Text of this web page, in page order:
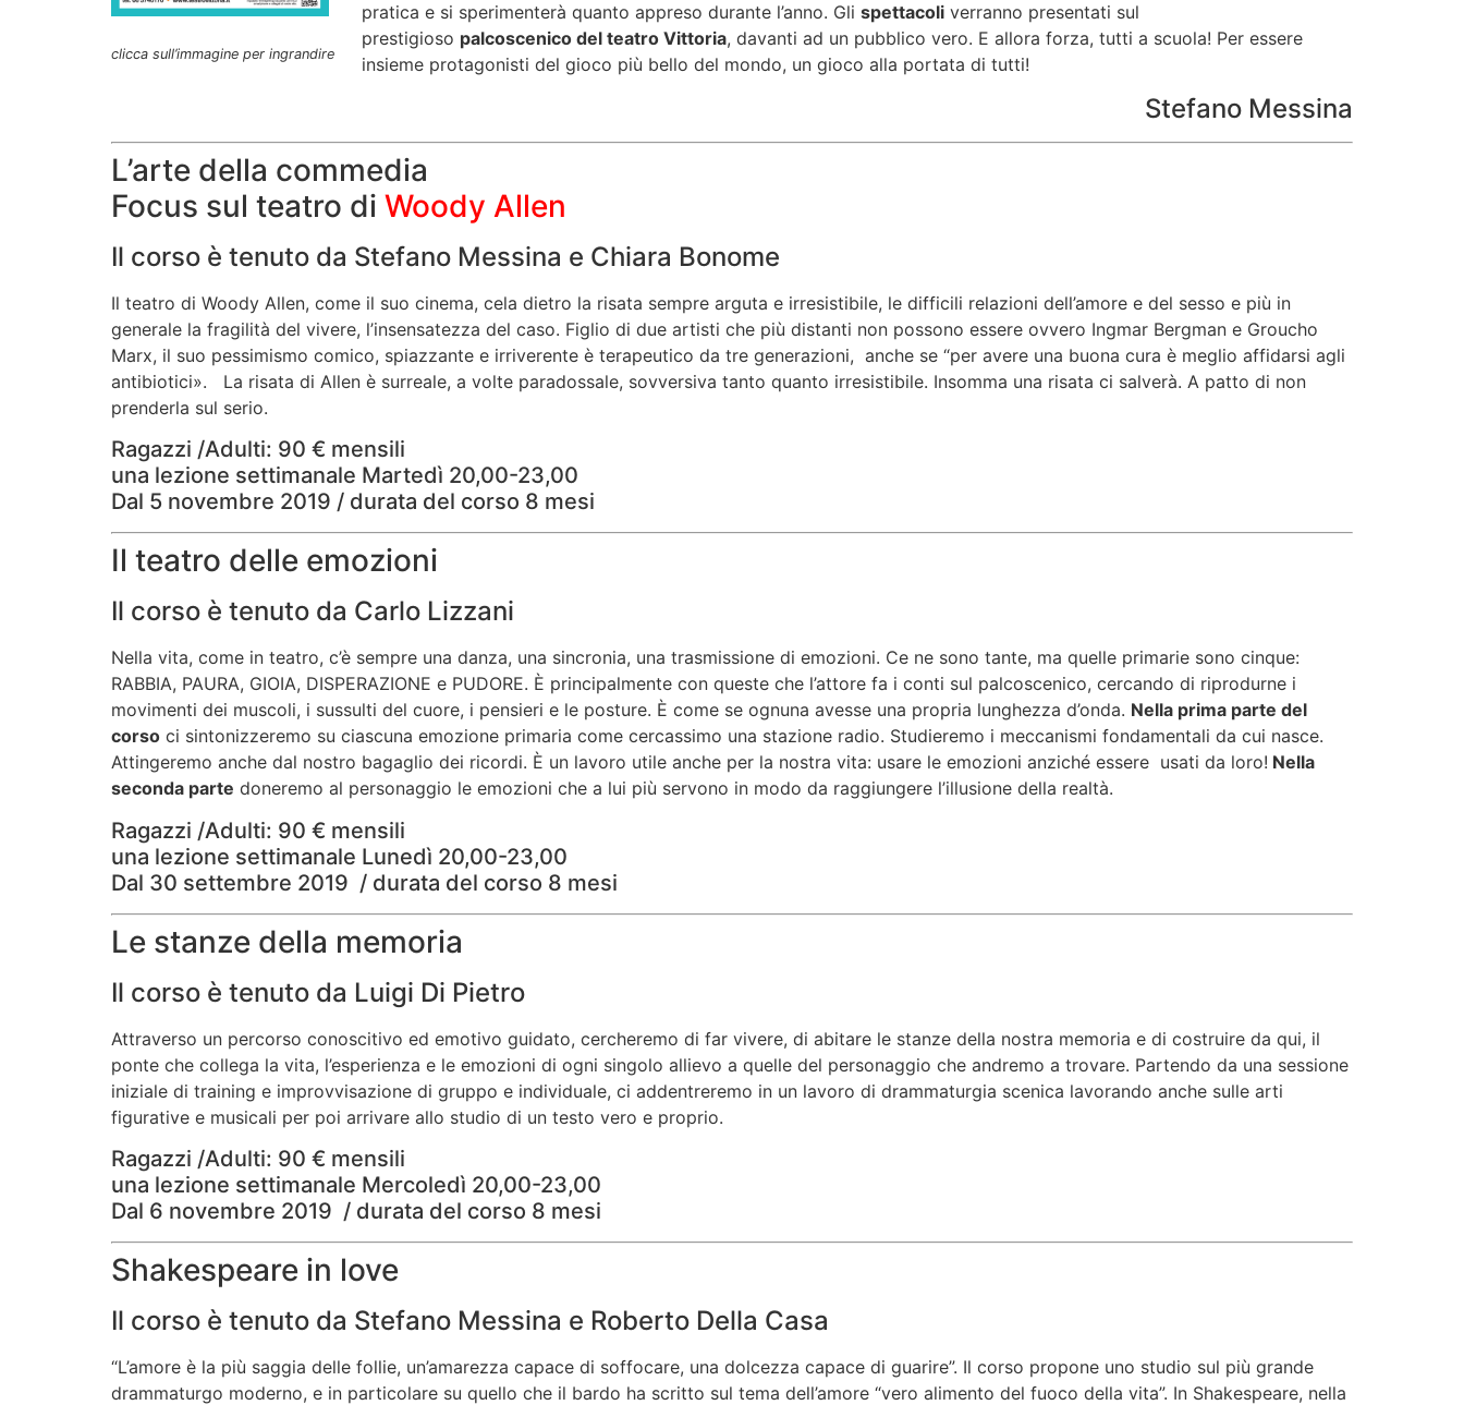
clicca sull’immagine per ingrandire
pratica e si sperimenterà quanto appreso durante l’anno. Gli spettacoli verranno presentati sul
prestigioso palcoscenico del teatro Vittoria, davanti ad un pubblico vero. E allora forza, tutti a scuola! Per essere
insieme protagonisti del gioco più bello del mondo, un gioco alla portata di tutti!
Stefano Messina
L’arte della commedia
Focus sul teatro di Woody Allen
Il corso è tenuto da Stefano Messina e Chiara Bonome
Il teatro di Woody Allen, come il suo cinema, cela dietro la risata sempre arguta e irresistibile, le difficili relazioni dell’amore e del sesso e più in
generale la fragilità del vivere, l’insensatezza del caso. Figlio di due artisti che più distanti non possono essere ovvero Ingmar Bergman e Groucho
Marx, il suo pessimismo comico, spiazzante e irriverente è terapeutico da tre generazioni, anche se “per avere una buona cura è meglio affidarsi agli
antibiotici».
La risata di Allen è surreale, a volte paradossale, sovversiva tanto quanto irresistibile. Insomma una risata ci salverà. A patto di non
prenderla sul serio.
Ragazzi /Adulti: 90 € mensili
una lezione settimanale Martedì 20,00-23,00
Dal 5 novembre 2019 / durata del corso 8 mesi
Il teatro delle emozioni
Il corso è tenuto da Carlo Lizzani
Nella vita, come in teatro, c’è sempre una danza, una sincronia, una trasmissione di emozioni. Ce ne sono tante, ma quelle primarie sono cinque:
RABBIA, PAURA, GIOIA, DISPERAZIONE e PUDORE. È principalmente con queste che l’attore fa i conti sul palcoscenico, cercando di riprodurne i
movimenti dei muscoli, i sussulti del cuore, i pensieri e le posture. È come se ognuna avesse una propria lunghezza d’onda. Nella prima parte del
corso ci sintonizzeremo su ciascuna emozione primaria come cercassimo una stazione radio. Studieremo i meccanismi fondamentali da cui nasce.
Attingeremo anche dal nostro bagaglio dei ricordi. È un lavoro utile anche per la nostra vita: usare le emozioni anziché essere usati da loro! Nella
seconda parte doneremo al personaggio le emozioni che a lui più servono in modo da raggiungere l’illusione della realtà.
Ragazzi /Adulti: 90 € mensili
una lezione settimanale Lunedì 20,00-23,00
Dal 30 settembre 2019 / durata del corso 8 mesi
Le stanze della memoria
Il corso è tenuto da Luigi Di Pietro
Attraverso un percorso conoscitivo ed emotivo guidato, cercheremo di far vivere, di abitare le stanze della nostra memoria e di costruire da qui, il
ponte che collega la vita, l’esperienza e le emozioni di ogni singolo allievo a quelle del personaggio che andremo a trovare. Partendo da una sessione
iniziale di training e improvvisazione di gruppo e individuale, ci addentreremo in un lavoro di drammaturgia scenica lavorando anche sulle arti
figurative e musicali per poi arrivare allo studio di un testo vero e proprio.
Ragazzi /Adulti: 90 € mensili
una lezione settimanale Mercoledì 20,00-23,00
Dal 6 novembre 2019 / durata del corso 8 mesi
Shakespeare in love
Il corso è tenuto da Stefano Messina e Roberto Della Casa
“L’amore è la più saggia delle follie, un’amarezza capace di soffocare, una dolcezza capace di guarire”. Il corso propone uno studio sul più grande
drammaturgo moderno, e in particolare su quello che il bardo ha scritto sul tema dell’amore “vero alimento del fuoco della vita”. In Shakespeare, nella